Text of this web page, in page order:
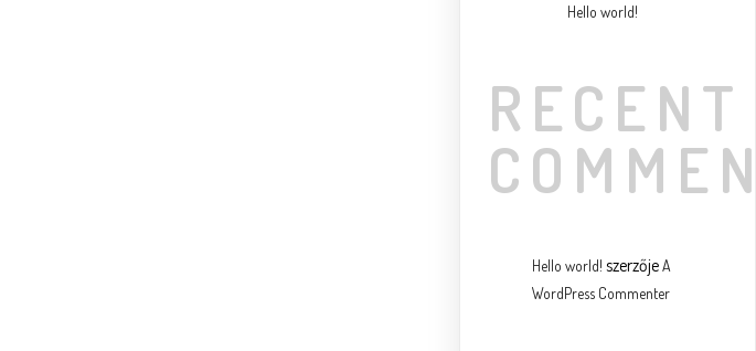
Hello world!
RECENT
Hello world! szerzőjeA
WordPress Commenter